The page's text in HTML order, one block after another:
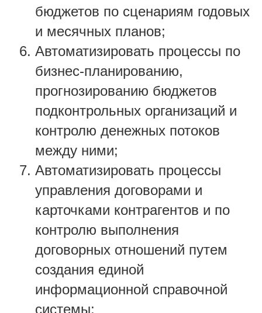
бюджетов по сценариям годовых
и месячных планов;
Автоматизировать процессы по
бизнес-планированию,
прогнозированию бюджетов
подконтрольных организаций и
контролю денежных потоков
между ними;
Автоматизировать процессы
управления договорами и
карточками контрагентов и по
контролю выполнения
договорных отношений путем
создания единой
информационной справочной
системы;